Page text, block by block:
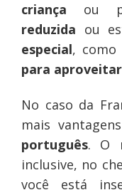
criança ou
reduzida ou
especial, como
para aproveitar
No caso da
mais
português. O
inclusive, no
você está